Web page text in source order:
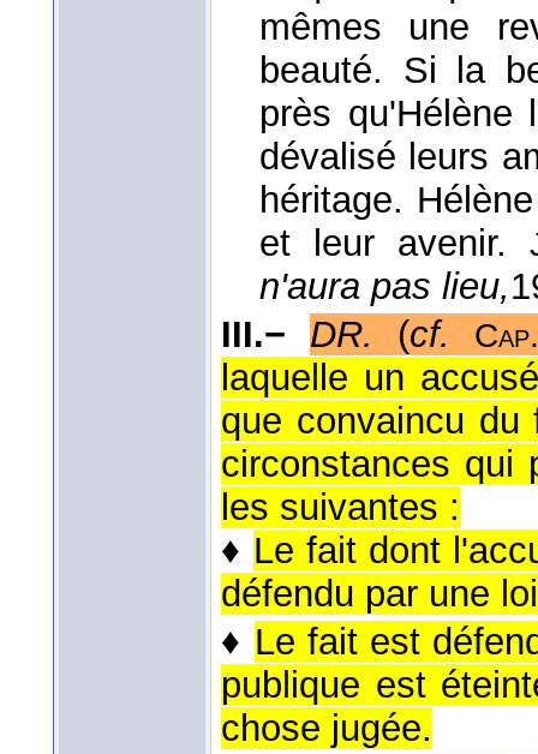
mêmes une
beauté. Si la
près qu'Hélène
dévalisé leurs
héritage.
et leur avenir.
n'aura pas lieu,
III.−
DR. (cf. Cap.
laquelle un
que convaincu
circonstances qui
les suivantes :
♦ Le fait dont
défendu par une
♦ Le fait est
publique est
chose jugée.